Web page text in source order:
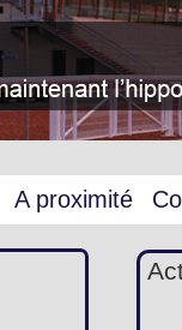
A proximité